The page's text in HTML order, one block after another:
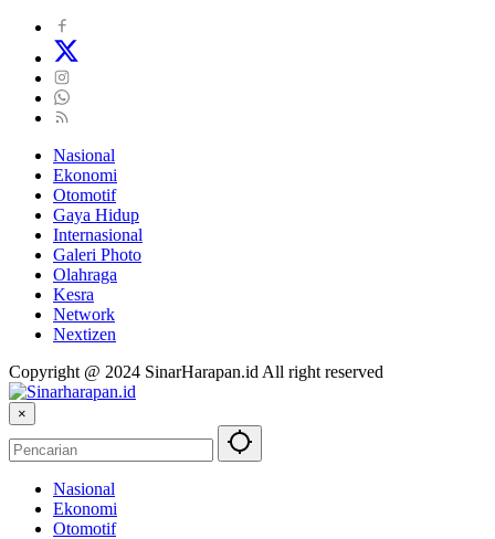
Nasional
Ekonomi
Otomotif
Gaya Hidup
Internasional
Galeri Photo
Olahraga
Kesra
Network
Nextizen
Copyright @ 2024 SinarHarapan.id All right reserved
×
Nasional
Ekonomi
Otomotif